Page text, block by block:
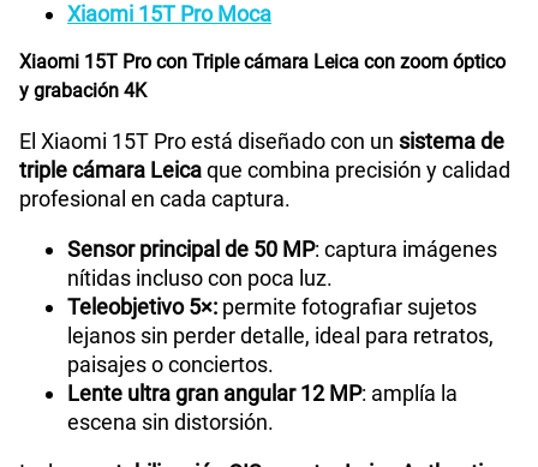
Xiaomi 15T Pro Moca
Xiaomi 15T Pro con Triple cámara Leica con zoom óptico
y grabación 4K
El Xiaomi 15T Pro está diseñado con un sistema de
triple cámara Leicaque combina precisión y calidad
profesional en cada captura.
Sensor principal de 50 MP: captura imágenes
nítidas incluso con poca luz.
Teleobjetivo 5×: permite fotografiar sujetos
lejanos sin perder detalle, ideal para retratos,
paisajes o conciertos.
Lente ultra gran angular 12 MP: amplía la
escena sin distorsión.